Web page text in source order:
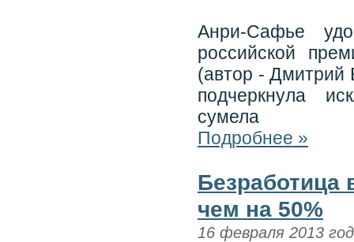
Анри-Сафье
российской
(автор -
подчеркнула
сумела
Подробнее »
Безработица
чем на 50%
16 февраля 2013